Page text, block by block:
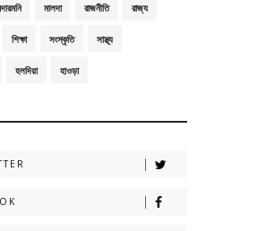
মালদা রাজনীতি রাজ্য
শিক্ষা সংস্কৃতি সাস্থ্য
হলদিয়া হাওড়া